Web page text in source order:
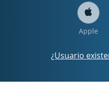
Apple
¿Usuario